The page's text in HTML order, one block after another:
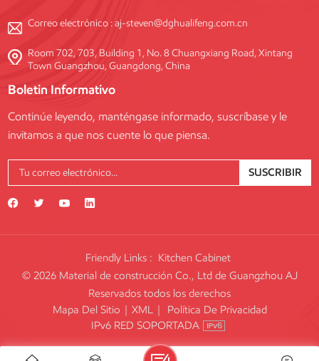
Correo electrónico :aj-steven@dghualifeng.com.cn
Room 702, 703, Building 1, No. 8 Chuangxiang Road, Xintang
Town Guangzhou, Guangdong, China
Boletin Informativo
Continúe leyendo, manténgase informado, suscríbase y le
invitamos a que nos cuente lo que piensa.
SUSCRIBIR
Friendly Links : Kitchen Cabinet
© 2026 Material de construcción Co., Ltd de Guangzhou AJ
Reservados todos los derechos
Mapa Del Sitio | XML |
Política De Privacidad
IPv6 RED SOPORTADA